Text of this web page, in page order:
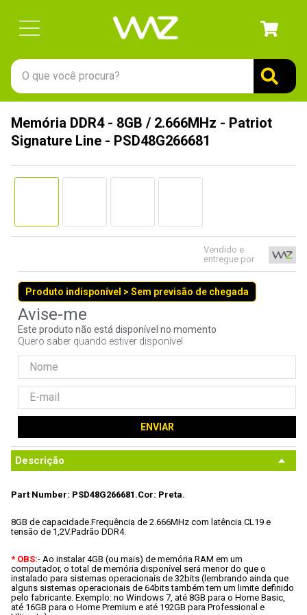
O que você procura?
Memória DDR4 - 8GB / 2.666MHz - Patriot
Signature Line - PSD48G266681
Vendido e
entregue por
Produto indisponível > Sem previsão de chegada
Este produto não está disponível no momento
Quero saber quando estiver disponível
ENVIAR
Descrição
Part Number: PSD48G266681.Cor: Preta.
8GB de capacidade.Frequência de 2.666MHz com latência CL19 e
tensão de 1,2V.Padrão DDR4.
* OBS:- Ao instalar 4GB (ou mais) de memória RAM em um
computador, o total de memória disponível será menor do que o
instalado para sistemas operacionais de 32bits (lembrando ainda que
alguns sistemas operacionais de 64bits também tem um limite definido
pelo fabricante. Exemplo: no Windows 7, até 8GB para o Home Basic,
até 16GB para o Home Premium e até 192GB para Professional e
1º
gabinete
3º
teclado
5º
openbox
7º
fractal
8º
controle
ventoinha
10º hd